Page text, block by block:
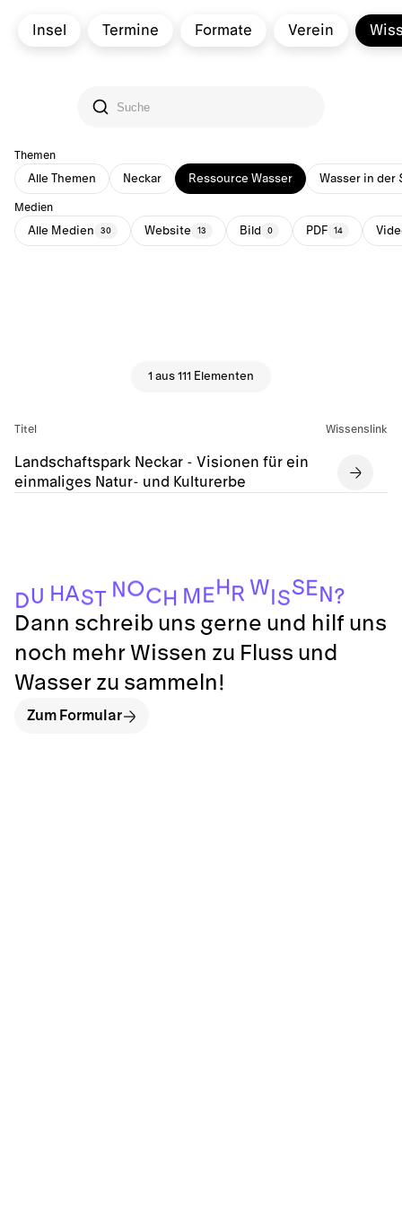
Insel Termine Formate Verein
Themen
Alle Themen Neckar Ressource Wasser Wasser in der
Medien
Alle Medien 30 Website 13 Bild 0 PDF 14
1 aus 111 Elementen
Titel Wissenslink
Landschaftspark Neckar - Visionen für ein
einmaliges Natur- und Kulturerbe
DU H AST N OCH M E H R WISS E N ?
Dann schreib uns gerne und hilf uns
noch mehr Wissen zu Fluss und
Wasser zu sammeln!
Zum Formular